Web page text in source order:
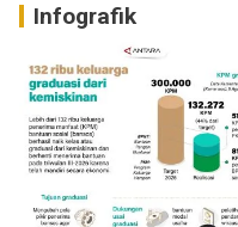
Infografik